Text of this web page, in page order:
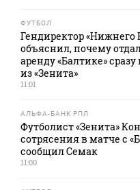
ФУТБОЛ
Гендиректор «Нижнего
объяснил, почему
аренду «Балтике»
из «Зенита»
11:01
АЛЬФА-БАНК РПЛ
Футболист «Зенита»
сотрясения в матче с
сообщил Семак
11:00